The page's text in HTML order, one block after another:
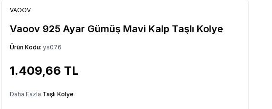
VAOOV
Vaoov 925 Ayar Gümüş Mavi Kalp Taşlı Kolye
Ürün Kodu: ys076
1.409,66 TL
Daha Fazla Taşlı Kolye